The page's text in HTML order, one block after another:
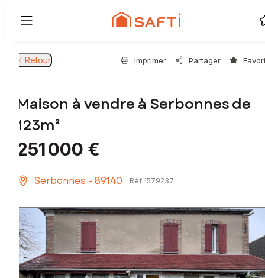
Retour Imprimer Partager
Maison à vendre à Serbonnes de
123m²
251 000 €
Serbonnes - 89140 Réf 1579237